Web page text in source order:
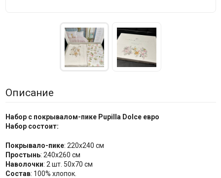
Описание
Набор с покрывалом-пике Pupilla Dolce евро
Набор состоит:
Покрывало-пике: 220х240 см
Простынь: 240х260 см
Наволочки: 2 шт. 50х70 см
Состав: 100% хлопок.